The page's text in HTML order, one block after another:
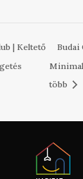
| Keltető
Budai
több